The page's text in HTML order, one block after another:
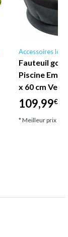
Accessoires
Fauteuil
Piscine
x 60 cm Vert
109,99€*
* Meilleur prix